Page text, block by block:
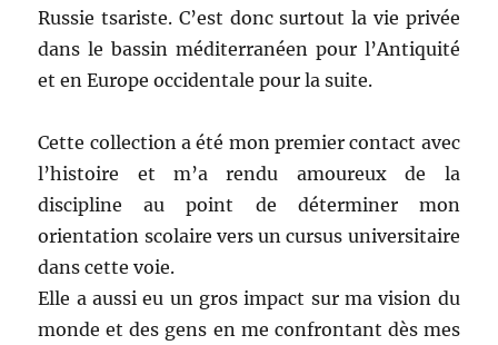
Russie tsariste. C’est donc surtout la vie privée
dans le bassin méditerranéen pour l’Antiquité
et en Europe occidentale pour la suite.
Cette collection a été mon premier contact avec
l’histoire et m’a rendu amoureux de la
discipline au point de déterminer mon
orientation scolaire vers un cursus universitaire
dans cette voie.
Elle a aussi eu un gros impact sur ma vision du
monde et des gens en me confrontant dès mes